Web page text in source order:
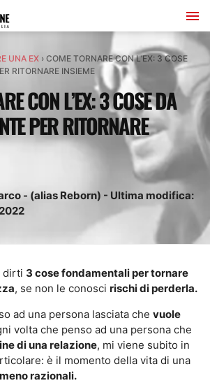
UNA EX› COME TORNARE CON L’EX: 3 COSE
RITORNARE INSIEME
CON L’EX: 3 COSE DA
PER RITORNARE
- (alias Reborn) - Ultima modifica:
2022
dirti 3 cose fondamentali per tornare
, se non le conosci rischi di perderla.
ad una persona lasciata che vuole
volta che penso ad una persona che
di una relazione, mi viene subito in
è il momento della vita di una
meno razionali.